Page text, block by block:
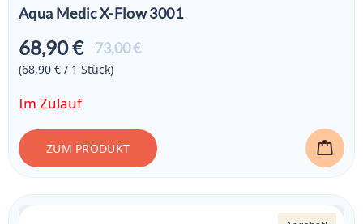
Aqua Medic X-Flow 3001
73,00 €
68,90 €
Aktueller
(68,90 € / 1 Stück)
Im Zulauf
ZUM PRODUKT